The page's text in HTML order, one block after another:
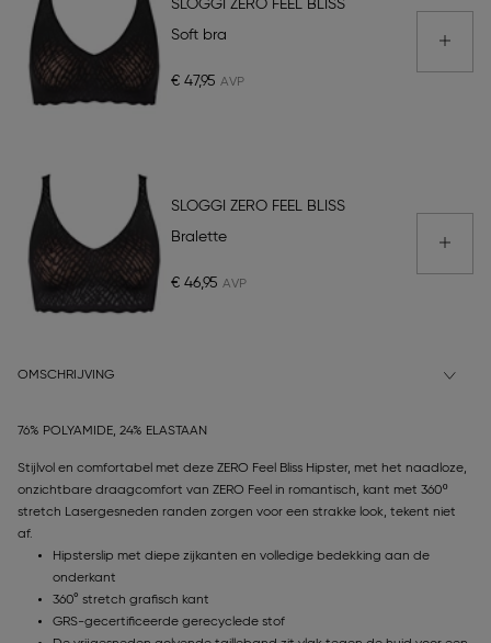
SLOGGI ZERO FEEL BLISS
Soft bra
€ 47,95
SLOGGI ZERO FEEL BLISS
Bralette
€ 46,95
OMSCHRIJVING
76% POLYAMIDE, 24% ELASTAAN
Stijlvol en comfortabel met deze ZERO Feel Bliss Hipster, met het naadloze,
onzichtbare draagcomfort van ZERO Feel in romantisch, kant met 360º
stretch Lasergesneden randen zorgen voor een strakke look, tekent niet
af.
Hipsterslip met diepe zijkanten en volledige bedekking aan de
onderkant
360° stretch grafisch kant
GRS-gecertificeerde gerecyclede stof